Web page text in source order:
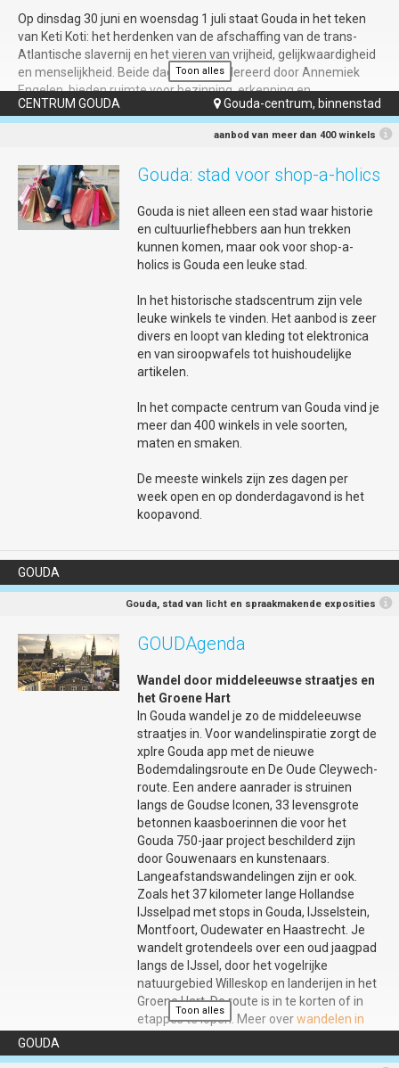
Info:www.muziektheatergoedwerk.nl
Op dinsdag 30 juni en woensdag 1 juli staat Gouda in het teken
van Keti Koti: het herdenken van de afschaffing van de trans-
Atlantische slavernij en het vieren van vrijheid, gelijkwaardigheid
en menselijkheid. Beide dagen, gemodereerd door Annemiek
Engelen, bieden ruimte voor bezinning, erkenning en
ontmoeting.
Herdenking — dinsdag 30 juni | Huis van de Stad |
De herdenking brengt verhalen, spoken word en muziek samen
om stil te staan bij het slavernijverleden en de doorwerking
daarvan in het heden. Met bijdragen vanuit diverse
gemeenschappen, indrukwekkende spoken word van Lemuël de
Graav en muzikale begeleiding van Black Harmony ontstaat een
avond van reflectie en erkenning.
Viering — woensdag 1 juli | De Garenspinnerij |
Onder de vraag “Ik ben niet zwart en jij niet wit?” onderzoeken
we hoe koloniale labels ontstonden en welke invloed zij nog altijd
hebben op onze samenleving. Het programma bevat een
eert de kracht, strijd en creativiteit van Afrikaanse en inheemse
voorouders. Met optredens en bijdragen van onder anderen
Manu van Kersbergen, kawinaband Combinatie XVI en spreker
inspirerende en betekenisvolle viering te worden.
Hier of op deze sitewww.30juni1juli-gouda.nlkunt u het volledige
programma bekijken.
Meld u gratis aan! Dit is belangrijk, zodat we weten hoeveel
beschikbaar moeten zijn.
Aanmelden kan via deze link of u kunt een mail sturen
naarinfo@30juni1juli-gouda.nl
Zet in uw mail de volgende punten: uw naam; met hoeveel
personen u komt; welke dag(en) u erbij bent: 30 juni, 1 juli of
allebei; of u gezellig mee-eet op woensdag 1 juli (ja of nee)
Kom luisteren, herdenken, vieren en elkaar ontmoeten. Want
vrijheid vieren we samen!
info@30juni1juli-gouda.nl
https://30juni1juli-gouda.nl/keti-koti-2026/
https://5r27znb.momice.events/page/2253449
https://30juni1juli-gouda.nl/keti-koti-2026/
Toon alles
CENTRUM GOUDA  Gouda-centrum, binnenstad
aanbod van meer dan 400 winkels
Gouda: stad voor shop-a-holics
Gouda is niet alleen een stad waar historie
en cultuurliefhebbers aan hun trekken
kunnen komen, maar ook voor shop-a-
holics is Gouda een leuke stad.
In het historische stadscentrum zijn vele
leuke winkels te vinden. Het aanbod is zeer
divers en loopt van kleding tot elektronica
en van siroopwafels tot huishoudelijke
artikelen.
In het compacte centrum van Gouda vind je
meer dan 400 winkels in vele soorten,
maten en smaken.
De meeste winkels zijn zes dagen per
week open en op donderdagavond is het
koopavond.
GOUDA
Gouda, stad van licht en spraakmakende exposities
GOUDAgenda
Wandel door middeleeuwse straatjes en
het Groene Hart
In Gouda wandel je zo de middeleeuwse
straatjes in. Voor wandelinspiratie zorgt de
xplre Gouda app met de nieuwe
Bodemdalingsroute en De Oude Cleywech-
route. Een andere aanrader is struinen
langs de Goudse Iconen, 33 levensgrote
betonnen kaasboerinnen die voor het
Gouda 750-jaar project beschilderd zijn
door Gouwenaars en kunstenaars.
Langeafstandswandelingen zijn er ook.
Zoals het 37 kilometer lange Hollandse
IJsselpad met stops in Gouda, IJsselstein,
Montfoort, Oudewater en Haastrecht. Je
wandelt grotendeels over een oud jaagpad
langs de IJssel, door het vogelrijke
natuurgebied Willeskop en landerijen in het
Groene Hart. De route is in te korten of in
etappes te lopen. Meer overwandelen in
Toon alles
GOUDA